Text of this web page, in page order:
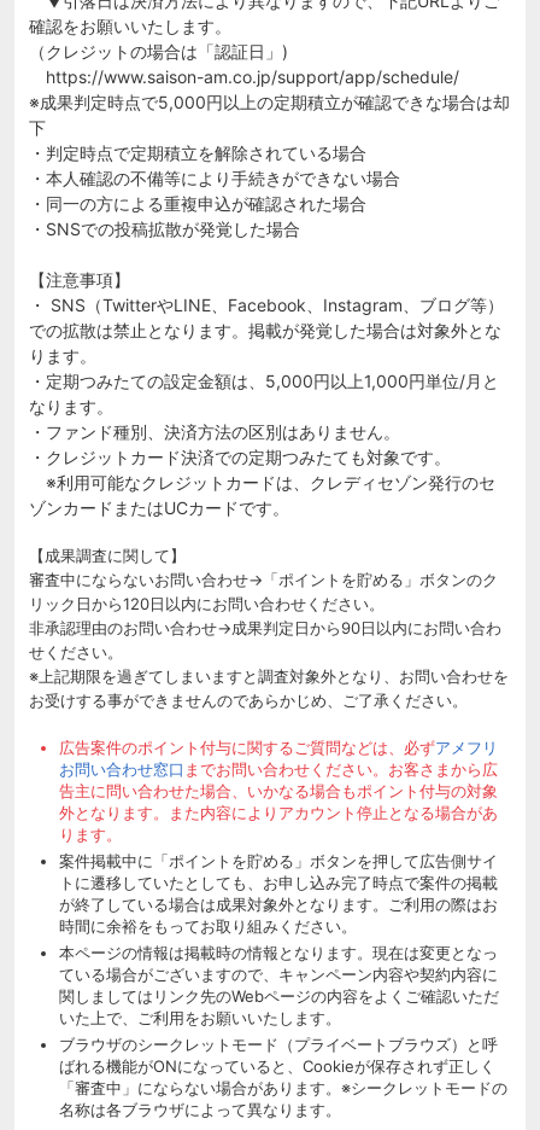
確認をお願いいたします。
（クレジットの場合は「認証日」)
https://www.saison-am.co.jp/support/app/schedule/
※成果判定時点で5,000円以上の定期積立が確認できな場合は却
下
・判定時点で定期積立を解除されている場合
・本人確認の不備等により手続きができない場合
・同一の方による重複申込が確認された場合
・SNSでの投稿拡散が発覚した場合
【注意事項】
・ SNS（TwitterやLINE、Facebook、Instagram、ブログ等）
での拡散は禁止となります。掲載が発覚した場合は対象外とな
ります。
・定期つみたての設定金額は、5,000円以上1,000円単位/月と
なります。
・ファンド種別、決済方法の区別はありません。
・クレジットカード決済での定期つみたても対象です。
※利用可能なクレジットカードは、クレディセゾン発行のセ
ゾンカードまたはUCカードです。
【成果調査に関して】
審査中にならないお問い合わせ→「ポイントを貯める」ボタンのク
リック日から120日以内にお問い合わせください。
非承認理由のお問い合わせ→成果判定日から90日以内にお問い合わ
せください。
※上記期限を過ぎてしまいますと調査対象外となり、お問い合わせを
お受けする事ができませんのであらかじめ、ご了承ください。
広告案件のポイント付与に関するご質問などは、必ずアメフリ
お問い合わせ窓口 までお問い合わせください。お客さまから広
告主に問い合わせた場合、いかなる場合もポイント付与の対象
外となります。また内容によりアカウント停止となる場合があ
ります。
案件掲載中に「ポイントを貯める」ボタンを押して広告側サイ
トに遷移していたとしても、お申し込み完了時点で案件の掲載
が終了している場合は成果対象外となります。ご利用の際はお
時間に余裕をもってお取り組みください。
本ページの情報は掲載時の情報となります。現在は変更となっ
ている場合がございますので、キャンペーン内容や契約内容に
関しましてはリンク先のWebページの内容をよくご確認いただ
いた上で、ご利用をお願いいたします。
ブラウザのシークレットモード（プライベートブラウズ）と呼
ばれる機能がONになっていると、Cookieが保存されず正しく
「審査中」にならない場合があります。※シークレットモードの
名称は各ブラウザによって異なります。